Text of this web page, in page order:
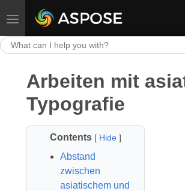
Toggle navigation
Arbeiten mit
Typografie
Contents [ Hide]
Abstand
zwischen
asiatischem und